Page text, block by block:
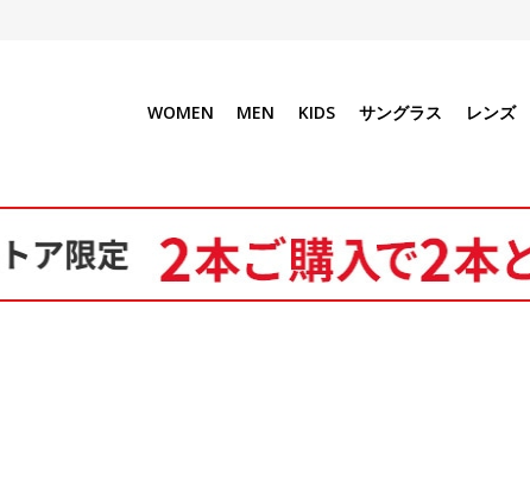
WOMEN MEN KIDS サングラス レンズ